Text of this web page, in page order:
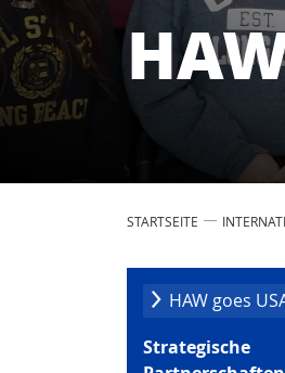
STARTSEITE
HAW goes
Strategische